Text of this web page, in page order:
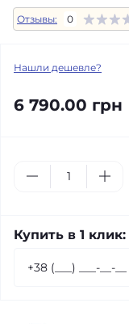
Отзывы: 0
Нашли дешевле?
6 790.00 грн
Купить в 1 клик: